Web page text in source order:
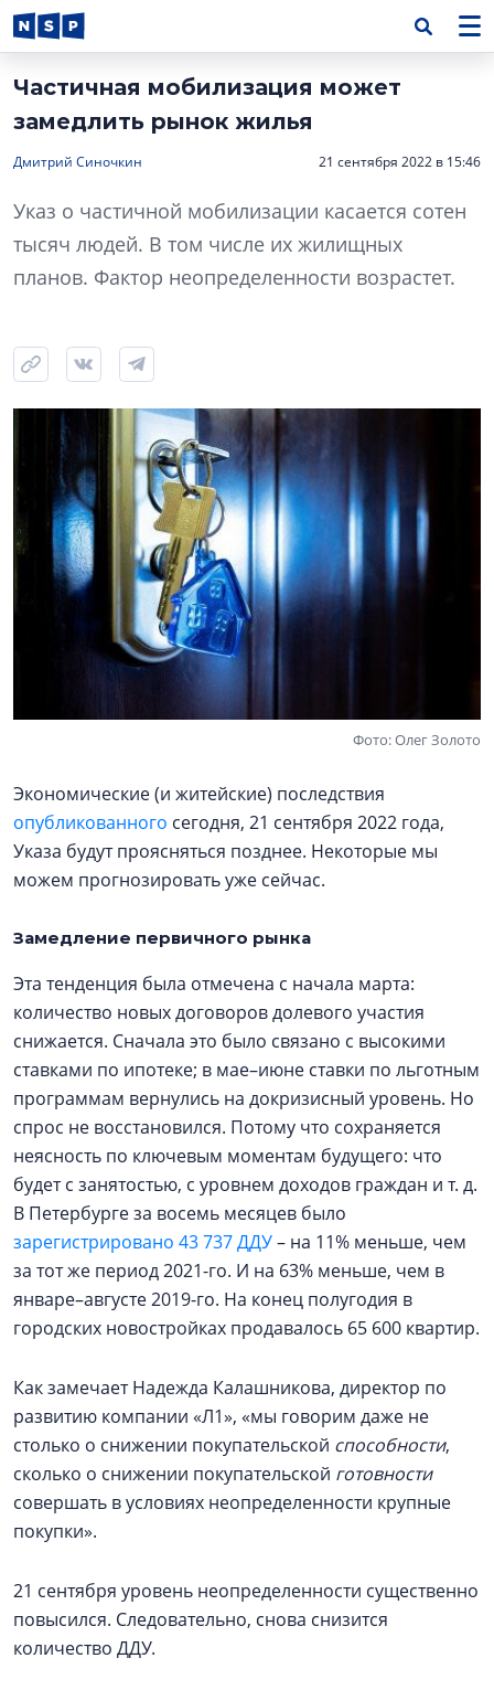
Частичная мобилизация может
замедлить рынок жилья
Дмитрий Синочкин 21 сентября 2022 в 15:46
Указ о частичной мобилизации касается сотен
тысяч людей. В том числе их жилищных
планов. Фактор неопределенности возрастет.
Фото: Олег Золото
Экономические (и житейские) последствия
опубликованного сегодня, 21 сентября 2022 года,
Указа будут проясняться позднее. Некоторые мы
можем прогнозировать уже сейчас.
Замедление первичного рынка
Эта тенденция была отмечена с начала марта:
количество новых договоров долевого участия
снижается. Сначала это было связано с высокими
ставками по ипотеке; в мае–июне ставки по льготным
программам вернулись на докризисный уровень. Но
спрос не восстановился. Потому что сохраняется
неясность по ключевым моментам будущего: что
будет с занятостью, с уровнем доходов граждан и т. д.
В Петербурге за восемь месяцев было
зарегистрировано 43 737 ДДУ– на 11% меньше, чем
за тот же период 2021-го. И на 63% меньше, чем в
январе–августе 2019-го. На конец полугодия в
городских новостройках продавалось 65 600 квартир.
Как замечает Надежда Калашникова, директор по
развитию компании «Л1», «мы говорим даже не
столько о снижении покупательской способности,
сколько о снижении покупательской готовности
совершать в условиях неопределенности крупные
покупки».
21 сентября уровень неопределенности существенно
повысился. Следовательно, снова снизится
количество ДДУ.